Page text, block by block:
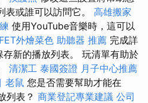
表或誰可以訪問它。 高雄搬家
使用YouTube音樂時，這可以
外燴菜色 助聽器 推薦 完成詳
存新的播放列表。 玩清單有助於
清潔工 泰國簽證 月子中心推薦
老鼠 您是否需要幫助才能在
列表？ 商業登記專業建議 公司